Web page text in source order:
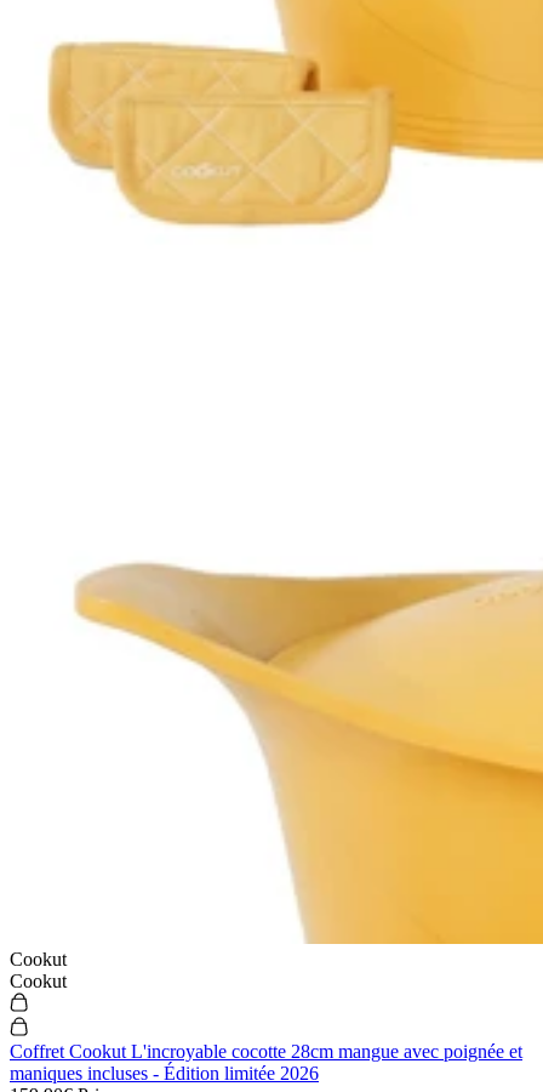
Cookut
Cookut
Coffret Cookut L'incroyable cocotte 28cm mangue avec poignée et
maniques incluses - Édition limitée 2026